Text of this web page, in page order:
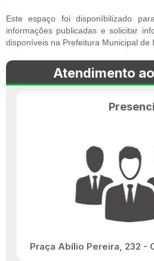
Este espaço foi disponíbilizado
informações publicadas e solicitar
disponíveis na Prefeitura Municipal de
Atendimento
Praça Abílio Pereira, 232 -